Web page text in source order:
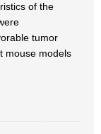
of the
tumor
mouse models